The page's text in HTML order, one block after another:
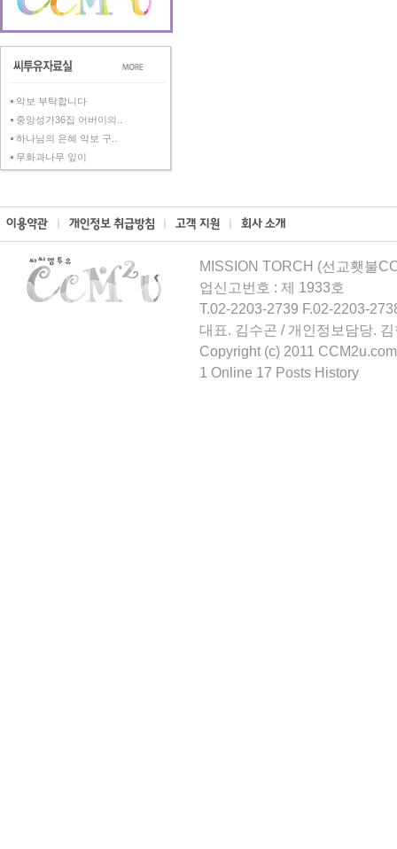
악보 부탁합니다
중앙성가36집 어버이의..
하나님의 은혜 악보 구..
무화과나무 잎이
MISSION TORCH (선교횃불
업신고번호 : 제 1933호
T.02-2203-2739 F.02-2203-
대표. 김수곤 / 개인정보담당.
Copyright (c) 2011
1 Online 17 Posts History